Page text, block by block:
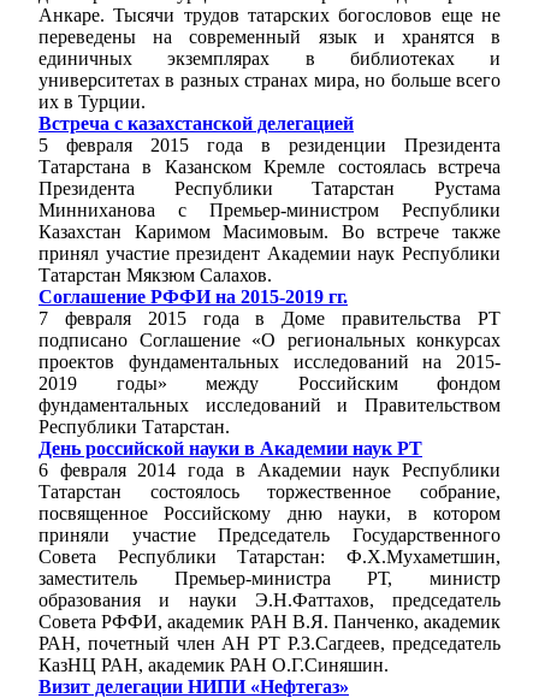
Анкаре. Тысячи трудов татарских богословов еще не
переведены на современный язык и хранятся в
единичных экземплярах в библиотеках и
университетах в разных странах мира, но больше всего
их в Турции.
Встреча с казахстанской делегацией
5 февраля 2015 года в резиденции Президента
Татарстана в Казанском Кремле состоялась встреча
Президента Республики Татарстан Рустама
Минниханова с Премьер-министром Республики
Казахстан Каримом Масимовым. Во встрече также
принял участие президент Академии наук Республики
Татарстан Мякзюм Салахов.
Соглашение РФФИ на 2015-2019 гг.
7 февраля 2015 года в Доме правительства РТ
подписано Соглашение «О региональных конкурсах
проектов фундаментальных исследований на 2015-
2019 годы» между Российским фондом
фундаментальных исследований и Правительством
Республики Татарстан.
День российской науки в Академии наук РТ
6 февраля 2014 года в Академии наук Республики
Татарстан состоялось торжественное собрание,
посвященное Российскому дню науки, в котором
приняли участие Председатель Государственного
Совета Республики Татарстан: Ф.Х.Мухаметшин,
заместитель Премьер-министра РТ, министр
образования и науки Э.Н.Фаттахов, председатель
Совета РФФИ, академик РАН В.Я. Панченко, академик
РАН, почетный член АН РТ Р.З.Сагдеев, председатель
КазНЦ РАН, академик РАН О.Г.Синяшин.
Визит делегации НИПИ «Нефтегаз»